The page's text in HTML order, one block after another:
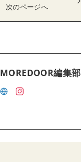
次のページへ
MOREDOOR編集部